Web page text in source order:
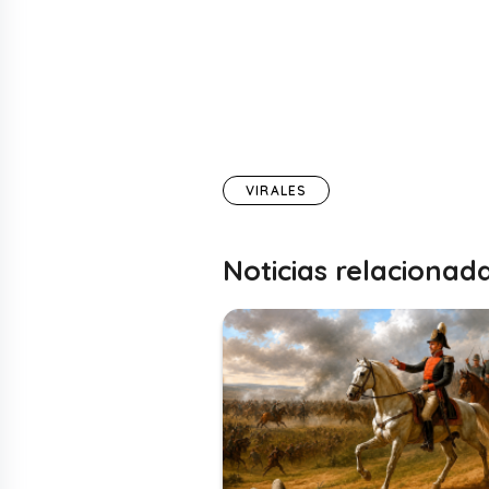
VIRALES
Noticias